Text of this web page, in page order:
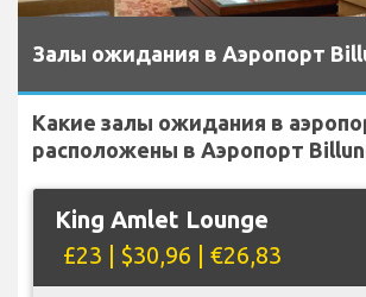
Залы ожидания в Аэропорт
Какие залы ожидания в
расположены в Аэропорт
King Amlet Lounge
£23 | $30,96 | €26,83